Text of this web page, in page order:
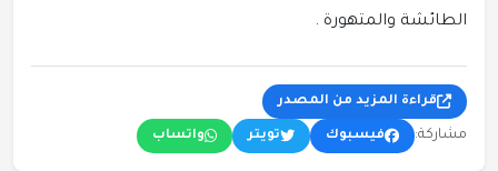
الطائشة والمتهورة .
قراءة المزيد من المصدر
مشاركة: فيسبوك تويتر واتساب